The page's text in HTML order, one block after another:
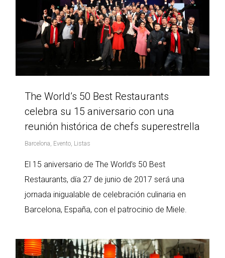
The World’s 50 Best Restaurants
celebra su 15 aniversario con una
reunión histórica de chefs superestrella
Barcelona Evento Listas
El 15 aniversario de The World’s 50 Best
Restaurants, día 27 de junio de 2017 será una
jornada inigualable de celebración culinaria en
Barcelona, España, con el patrocinio de Miele.